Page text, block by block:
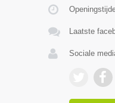
Laatste
Sociale